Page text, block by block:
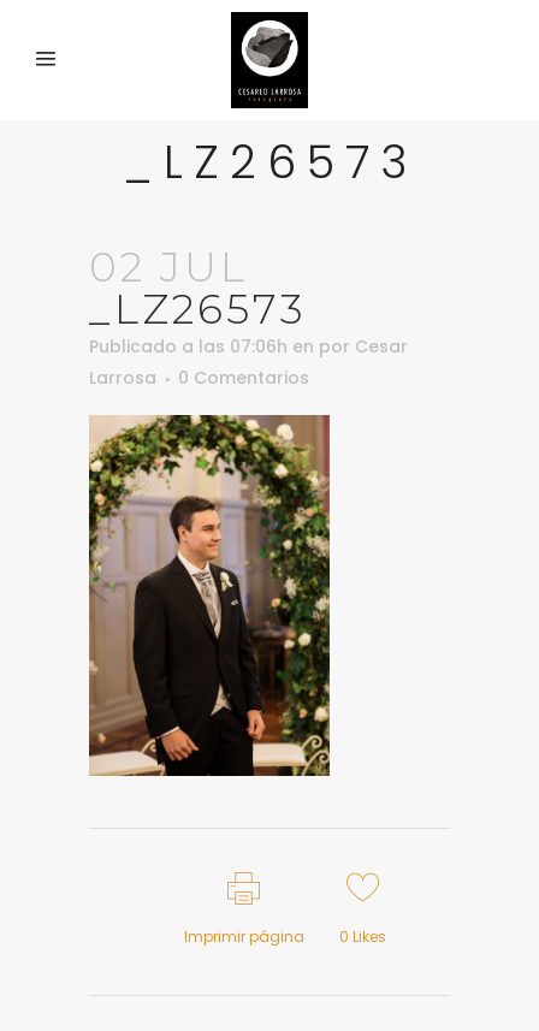
_LZ26573
02 JUL
_LZ26573
Publicado a las 07:06h en por Cesar
Larrosa
0 Comentarios
Imprimir página 0 Likes